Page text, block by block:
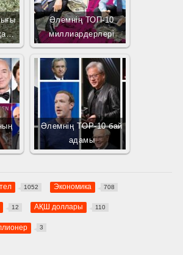
Әлемнің ТОП-10
миллиардерлері
Әлемнің TOP-10 бай
адамы
1052 Экономика 708
12 АҚШ доллары 110
3